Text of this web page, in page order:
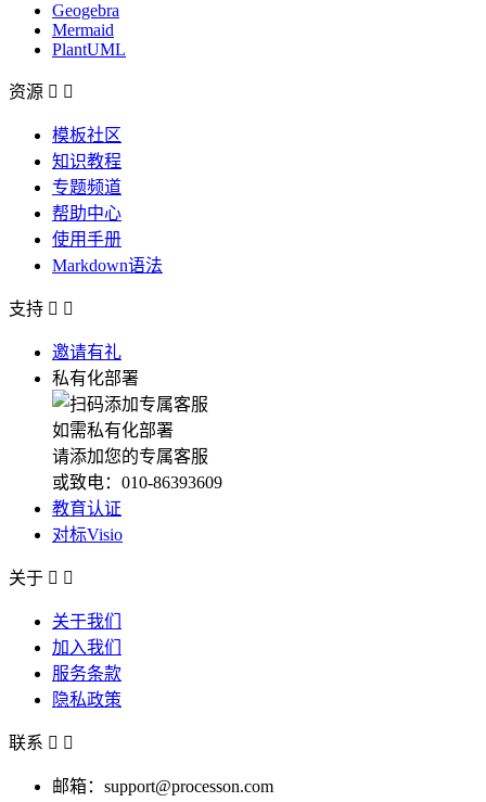
Geogebra
Mermaid
PlantUML
资源  
模板社区
知识教程
专题频道
帮助中心
使用手册
Markdown语法
支持  
邀请有礼
私有化部署
如需私有化部署
请添加您的专属客服
或致电：010-86393609
教育认证
对标Visio
关于  
关于我们
加入我们
服务条款
隐私政策
联系  
邮箱：support@processon.com